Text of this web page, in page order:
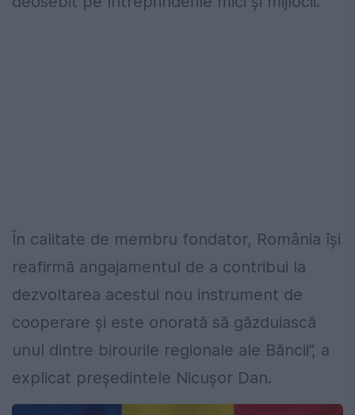
În calitate de membru fondator, România îşi
reafirmă angajamentul de a contribui la
dezvoltarea acestui nou instrument de
cooperare şi este onorată să găzduiască
unul dintre birourile regionale ale Băncii”, a
explicat președintele Nicușor Dan.